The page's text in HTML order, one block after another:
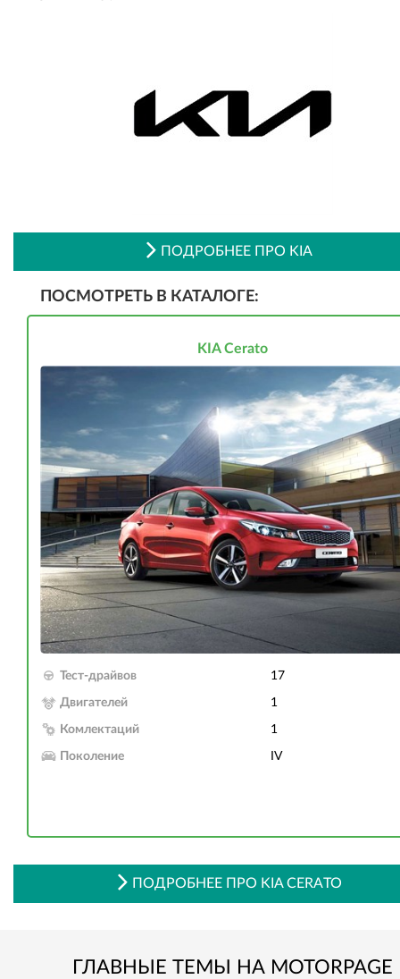
ПОДРОБНЕЕ ПРО KIA
ПОСМОТРЕТЬ В КАТАЛОГЕ:
KIA Cerato
Тест-драйвов 17
Двигателей 1
Комлектаций 1
Поколение IV
ПОДРОБНЕЕ ПРО KIA CERATO
ГЛАВНЫЕ ТЕМЫ НА MOTORPAGE